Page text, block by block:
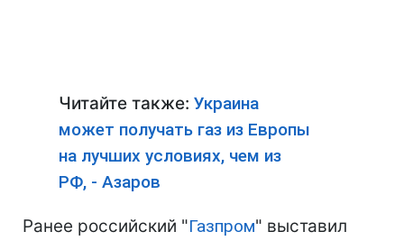
Читайте также: Украина
может получать газ из Европы
на лучших условиях, чем из
РФ, - Азаров
Ранее российский "Газпром" выставил